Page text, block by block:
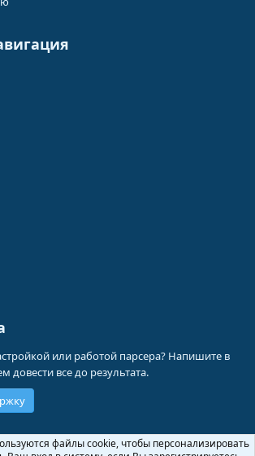
или работой парсера? Напишите в
довести все до результата.
файлы cookie, чтобы персонализировать